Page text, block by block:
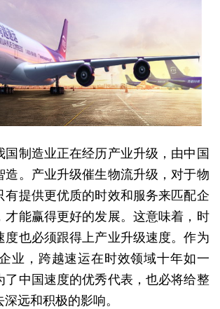
制造业正在经历产业升级，由中国
造。产业升级催生物流升级，对于物
有提供更优质的时效和服务来匹配企
才能赢得更好的发展。这意味着，时
度也必须跟得上产业升级速度。作为
业，跨越速运在时效领域十年如一
了中国速度的优秀代表，也必将给整
远和积极的影响。